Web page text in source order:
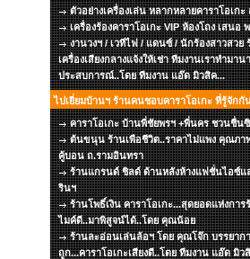
ตัวอย่างเครื่องเล่น หลากหลายคาราโอเกะ
เครื่องร้องคาราโอเกะ VIP ห้องโถง เสนอ
งานวงฯ / เวทีไฟ / แดนซ์ / นักร้องสาวสวย
เครื่องเสียงกลางแจ้งให้เช่า ทีมงานเราทำมา
ประสบการณ์..โดย ทีมงาน แอ๊ด มิวสิค...
ไปเยี่ยมบ้านฯ ร้านคนชอบคาราโอเกะ ที่รู้จักกั
คาราโอเกะ บ้านพี่ชัยพรฯ +พี่นคร ชวนชื่น
ต้นขนุน ร้านเพือชีวิต..ราคาไม่แพง คุณภา
คู้บอน ถ.รามอินทรา
ร้านแกรนด์ ชิลด์ ด้านหลังห้างแฟชั่นไอซ์แ
รินฯ
ร้านโพธิ์เงิน คาราโอเกะ...สุดยอดแห่งการ
ไมค์ดี..มาพิสูจน์ได้..โดย คุณน้อย
ร้านละอ่อนเล่นล้อฯ โดย คุณโจ๊ก บรรยาก
ถูก...คาราโอเกะเสียงดี..โดย ทีมงาน แอ๊ด มิว